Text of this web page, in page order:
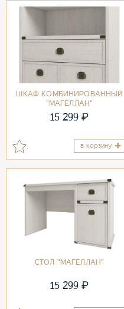
ШКАФ КОМБИНИРОВАННЫЙ
"МАГЕЛЛАН"
15 299 ₽
в корзину
СТОЛ "МАГЕЛЛАН"
15 299 ₽